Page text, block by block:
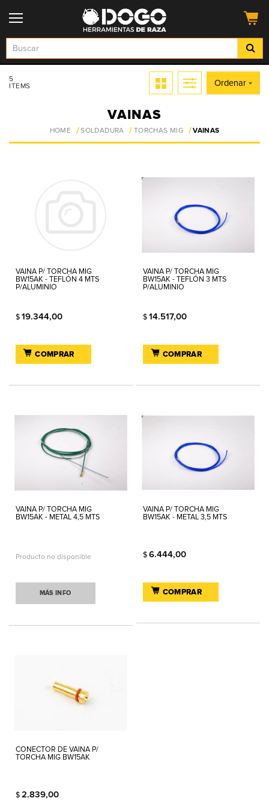
VAINAS
HOME SOLDADURA TORCHAS MIG VAINAS
5
ITEMS
Ordenar
VAINA P/ TORCHA MIG
BW15AK - TEFLÓN 4 MTS
P/ALUMINIO
$ 19.344,00
COMPRAR
VAINA P/ TORCHA MIG
BW15AK - TEFLÓN 3 MTS
P/ALUMINIO
$14.517,00
COMPRAR
VAINA P/ TORCHA MIG
BW15AK - METAL 4,5 MTS
Producto no disponible
MÁS INFO
VAINA P/ TORCHA MIG
BW15AK - METAL 3,5 MTS
$6.444,00
COMPRAR
CONECTOR DE VAINA P/
TORCHA MIG BW15AK
$ 2.839,00